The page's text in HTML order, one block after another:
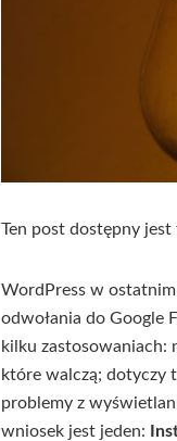
Ten post dostępny jest
WordPress w
odwołania do Google
kilku zastosowaniach:
które walczą; dotyczy
problemy z
wniosek jest jeden: